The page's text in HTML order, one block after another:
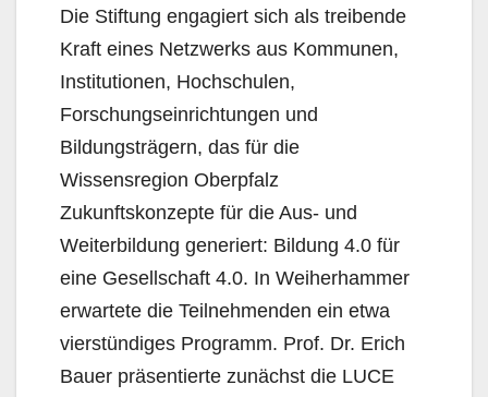
Die Stiftung engagiert sich als treibende
Kraft eines Netzwerks aus Kommunen,
Institutionen, Hochschulen,
Forschungseinrichtungen und
Bildungsträgern, das für die
Wissensregion Oberpfalz
Zukunftskonzepte für die Aus- und
Weiterbildung generiert: Bildung 4.0 für
eine Gesellschaft 4.0. In Weiherhammer
erwartete die Teilnehmenden ein etwa
vierstündiges Programm. Prof. Dr. Erich
Bauer präsentierte zunächst die LUCE